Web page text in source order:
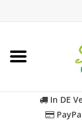
Startseite
In DE